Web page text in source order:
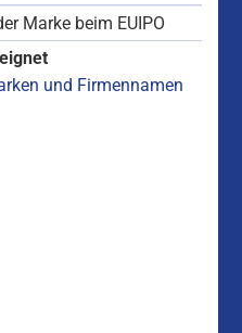
Marke beim EUIPO
und Firmennamen